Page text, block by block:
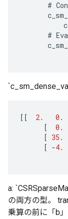
#
#
[[ 2. 0.
[
0.
[ 35.
[ -4.
a:
の両方の型。
乗算の前に「b